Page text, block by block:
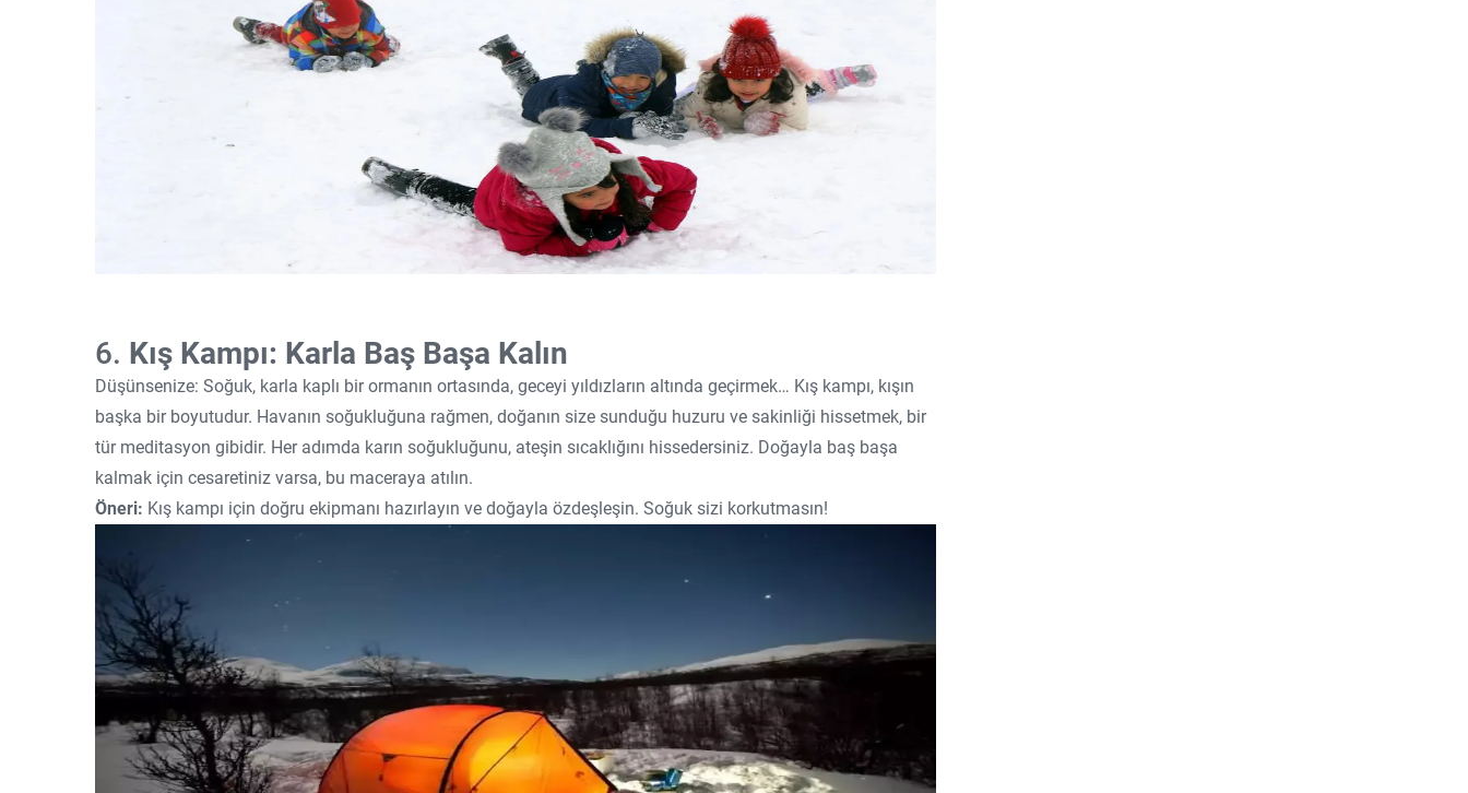
6. Kış Kampı: Karla Baş Başa Kalın
Düşünsenize: Soğuk, karla kaplı bir ormanın ortasında, geceyi yıldızların altında geçirmek… Kış kampı, kışın
başka bir boyutudur. Havanın soğukluğuna rağmen, doğanın size sunduğu huzuru ve sakinliği hissetmek, bir
tür meditasyon gibidir. Her adımda karın soğukluğunu, ateşin sıcaklığını hissedersiniz. Doğayla baş başa
kalmak için cesaretiniz varsa, bu maceraya atılın.
Öneri: Kış kampı için doğru ekipmanı hazırlayın ve doğayla özdeşleşin. Soğuk sizi korkutmasın!